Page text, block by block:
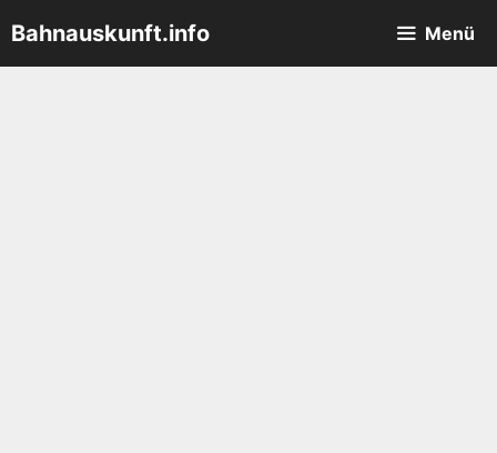
Inhalt
springen
Bahnauskunft.info Menü